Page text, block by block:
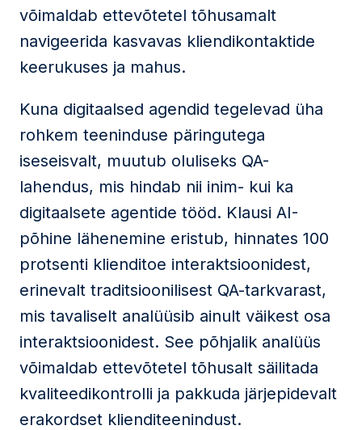
võimaldab ettevõtetel tõhusamalt
navigeerida kasvavas kliendikontaktide
keerukuses ja mahus.
Kuna digitaalsed agendid tegelevad üha
rohkem teeninduse päringutega
iseseisvalt, muutub oluliseks QA-
lahendus, mis hindab nii inim- kui ka
digitaalsete agentide tööd. Klausi AI-
põhine lähenemine eristub, hinnates 100
protsenti klienditoe interaktsioonidest,
erinevalt traditsioonilisest QA-tarkvarast,
mis tavaliselt analüüsib ainult väikest osa
interaktsioonidest. See põhjalik analüüs
võimaldab ettevõtetel tõhusalt säilitada
kvaliteedikontrolli ja pakkuda järjepidevalt
erakordset klienditeenindust.